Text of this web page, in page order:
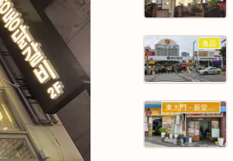
食品
東大門・新堂・東廟